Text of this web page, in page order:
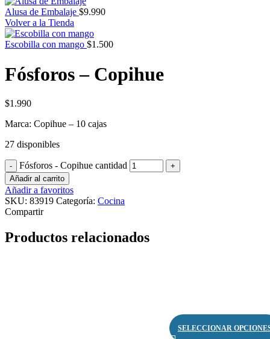
Alusa de Embalaje $9.990
Volver a la Tienda
Escobilla con mango $1.500
Fósforos – Copihue
$1.990
Marca: Copihue – 10 cajas
27 disponibles
Fósforos - Copihue cantidad
Añadir al carrito
Añadir a favoritos
SKU: 83919 Categoría: Cocina
Compartir
Productos relacionados
SELECCIONAR